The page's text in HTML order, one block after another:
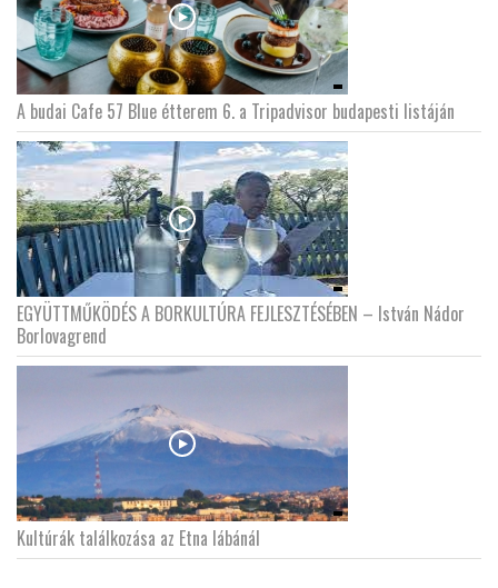
GLOBOBOOK
A budai Cafe 57 Blue étterem 6. a Tripadvisor budapesti listáján
EGYÜTTMŰKÖDÉS A BORKULTÚRA FEJLESZTÉSÉBEN – István Nádor
Borlovagrend
Kultúrák találkozása az Etna lábánál